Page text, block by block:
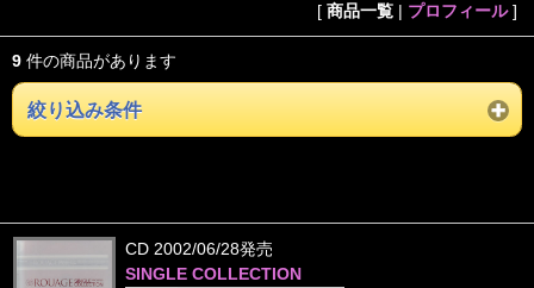
[ 商品一覧 | プロフィール]
9 件の商品があります
絞り込み条件
CD 2002/06/28発売
SINGLE COLLECTION